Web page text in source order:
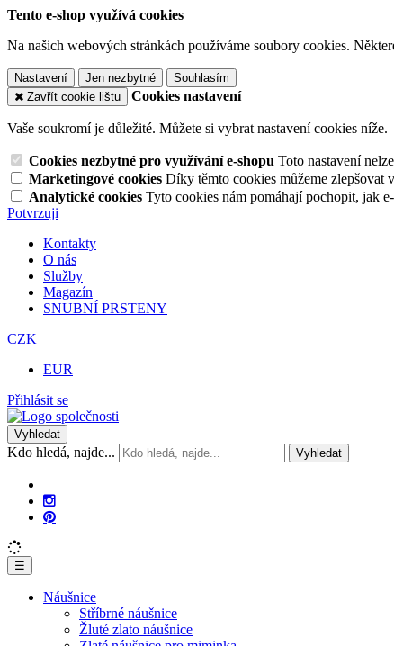
Tento e-shop využívá cookies
Na našich webových stránkách používáme soubory cookies.
Nastavení Jen nezbytné
Souhlasím
Zavřít cookie lištu
Cookies nastavení
Vaše soukromí je důležité. Můžete si vybrat nastavení cookies níže.
Cookies nezbytné pro využívání e-shopu Toto nastavení
Marketingové cookies Díky těmto cookies můžeme zlepšovat
Analytické cookies Tyto cookies nám pomáhají pochopit, jak
Potvrzuji
Kontakty
O nás
Služby
Magazín
SNUBNÍ PRSTENY
CZK
EUR
Přihlásit se
Vyhledat
Kdo hledá, najde... Vyhledat
☰
Náušnice
Stříbrné náušnice
Žluté zlato náušnice